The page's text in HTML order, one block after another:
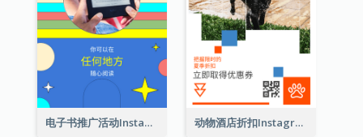
电子书推广活动Instagram限时动态 动物酒店折扣Instagram限时动态